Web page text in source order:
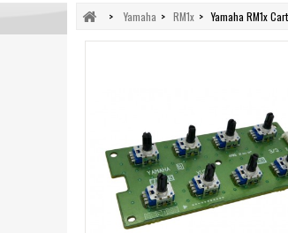
> Yamaha > RM1x > Yamaha RM1x